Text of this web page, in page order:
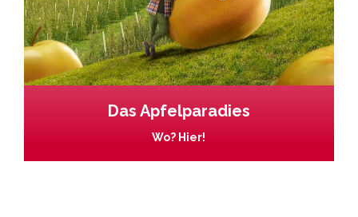
Das Apfelparadies
Wo? Hier!